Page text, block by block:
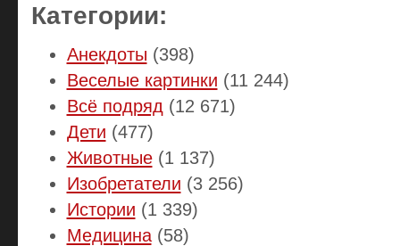
Категории:
Анекдоты (398)
Веселые картинки (11 244)
Всё подряд (12 671)
Дети (477)
Животные(1 137)
Изобретатели (3 256)
Истории (1 339)
Медицина(58)